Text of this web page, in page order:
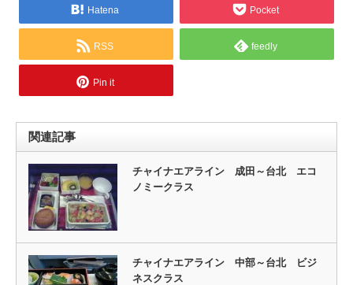
Hatena Pocket
RSS feedly
Pin it
関連記事
チャイナエアライン 成田～台北 エコ
ノミークラス
チャイナエアライン 中部～台北 ビジ
ネスクラス